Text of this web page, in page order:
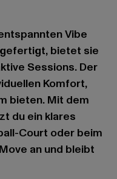
Vibe
bietet sie
Sessions. Der
Komfort,
bieten. Mit dem
du ein klares
Court oder beim
an und bleibt